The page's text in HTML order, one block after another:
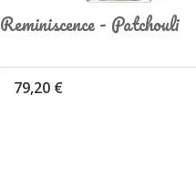
Reminiscence - Patchouli
79,20 €